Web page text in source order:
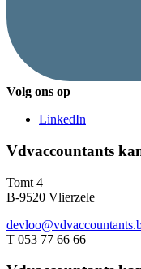
Volg ons op
LinkedIn
Vdvaccountants
Tomt 4
B-9520 Vlierzele
T 053 77 66 66